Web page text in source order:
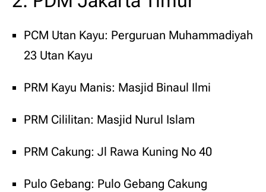
PCM Utan Kayu: Perguruan Muhammadiyah
23 Utan Kayu
PRM Kayu Manis: Masjid Binaul Ilmi
PRM Cililitan: Masjid Nurul Islam
PRM Cakung: Jl Rawa Kuning No 40
Pulo Gebang: Pulo Gebang Cakung